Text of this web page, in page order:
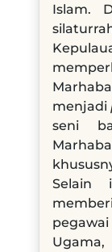
Islam.
menjadi
seni
Selain